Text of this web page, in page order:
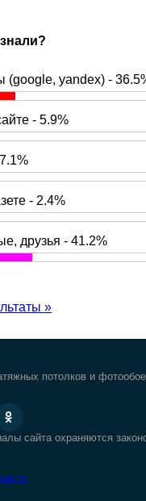
(google, yandex) -
- 5.9%
- 2.4%
друзья - 41.2%
»
потолков и
сайта охраняются